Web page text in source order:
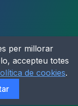
per millorar
accepteu totes
de cookies.